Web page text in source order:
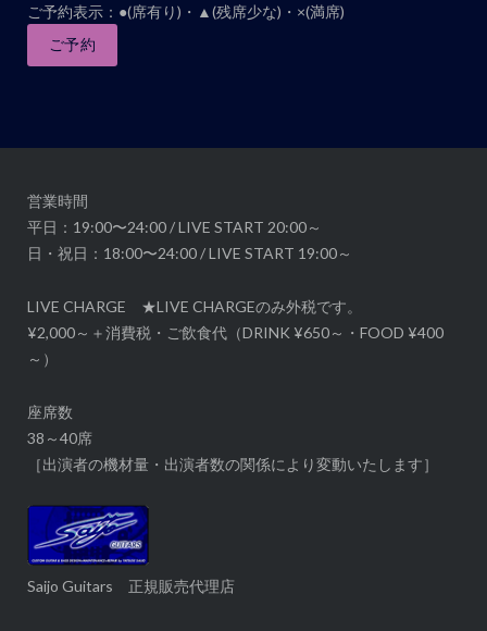
ナ
シ
ン
ご予約表示：●(席有り)・▲(残席少な)・×(満席)
ご予約
営業時間
平日：19:00〜24:00 / LIVE START 20:00～
日・祝日：18:00〜24:00 / LIVE START 19:00～
LIVE CHARGE ★LIVE CHARGEのみ外税です。
¥2,000～＋消費税・ご飲食代（DRINK ¥650～・FOOD ¥400
～）
座席数
38～40席
［出演者の機材量・出演者数の関係により変動いたします］
Saijo Guitars 正規販売代理店